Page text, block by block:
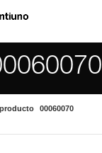
00060070